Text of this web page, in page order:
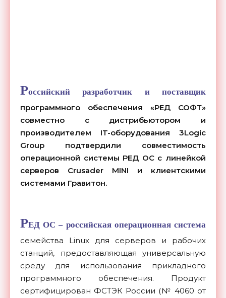
Российский разработчик и поставщик
программного обеспечения «РЕД СОФТ»
совместно с дистрибьютором и
производителем IT-оборудования 3Logic
Group подтвердили совместимость
операционной системы РЕД ОС с линейкой
серверов Crusader MINI и клиентскими
системами Гравитон.
РЕД ОС – российская операционная система
семейства Linux для серверов и рабочих
станций, предоставляющая универсальную
среду для использования прикладного
программного обеспечения. Продукт
сертифицирован ФСТЭК России (№ 4060 от